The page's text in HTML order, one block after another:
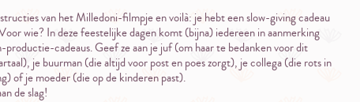
van het Milledoni-filmpje en voilà: je hebt een slow-giving cadeau
wie? In deze feestelijke dagen komt (bijna) iedereen in aanmerking
productie-cadeaus. Geef ze aan je juf (om haar te bedanken voor dit
je buurman (die altijd voor post en poes zorgt), je collega (die rots in
of je moeder (die op de kinderen past).
de slag!